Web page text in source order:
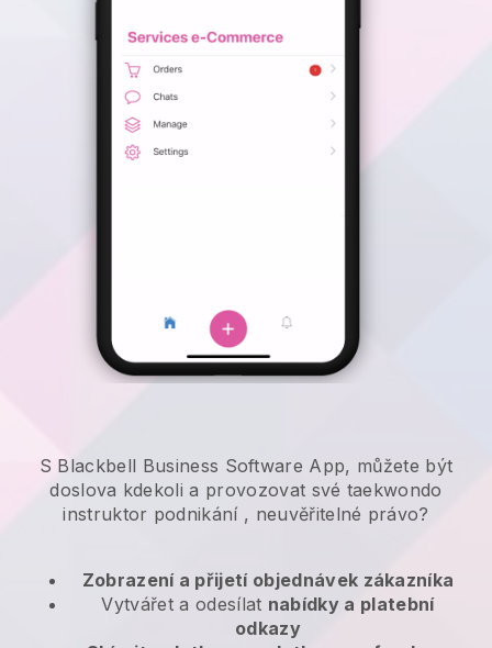
S Blackbell Business Software App, můžete být
doslova kdekoli a provozovat své taekwondo
instruktor podnikání, neuvěřitelné právo?
Zobrazení a přijetí objednávek zákazníka
Vytvářet a odesílat nabídky a platební
odkazy